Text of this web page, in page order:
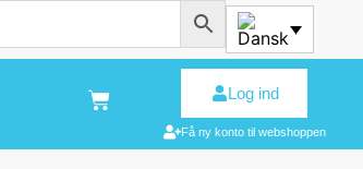
Log ind
Få ny konto til webshoppen